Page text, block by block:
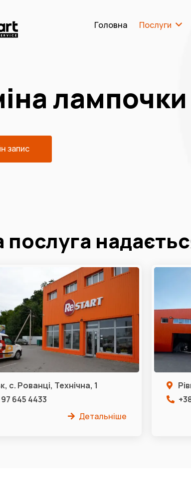
Головна Послуги
запис
послуга
с. Рованці, Технічна, 1
645 4433
Детальніше